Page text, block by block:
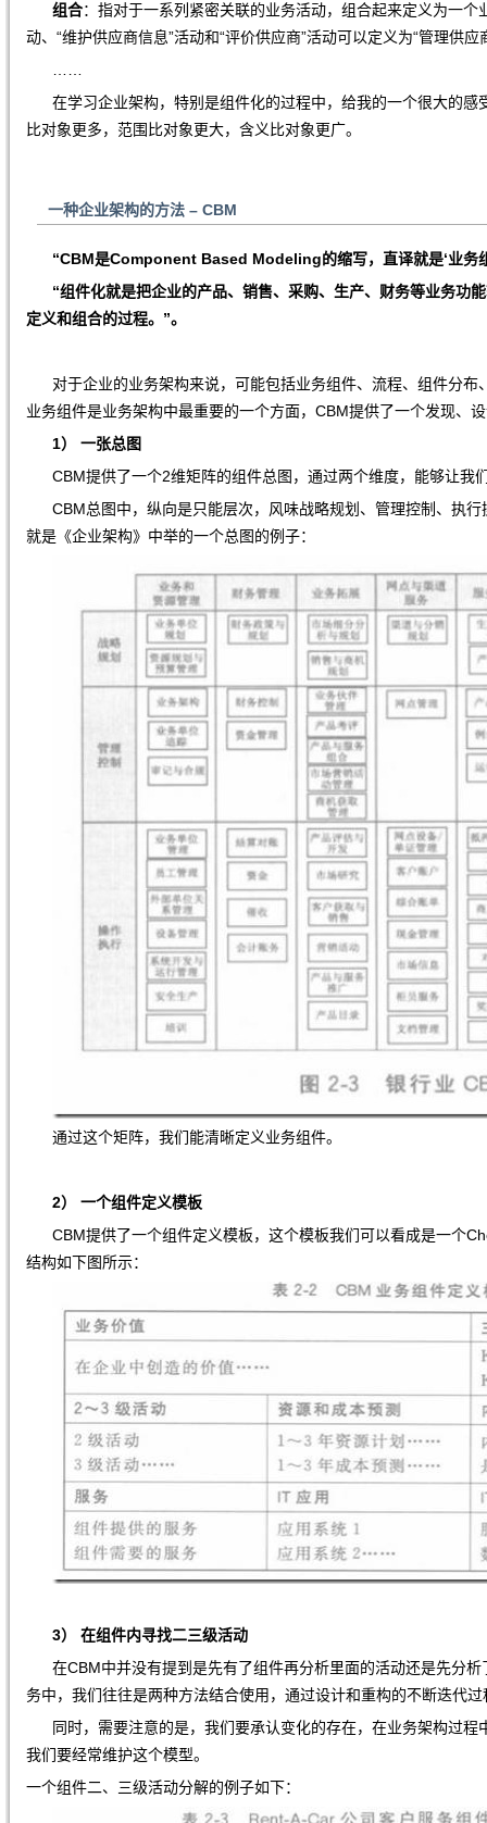
组合：指对于一系列紧密关联的业务活动，组合起来定义为一
动、“维护供应商信息”活动和“评价供应商”活动可以定义为“管理供应
在学习企业架构，特别是组件化的过程中，给我的一个很大的感
比对象更多，范围比对象更大，含义比对象更广。
一种企业架构的方法 – CBM
“CBM是Component Based Modeling的缩写，直译就是‘业务
“组件化就是把企业的产品、销售、采购、生产、财务等业务功
定义和组合的过程。”。
对于企业的业务架构来说，可能包括业务组件、流程、组件分布
业务组件是业务架构中最重要的一个方面，CBM提供了一个发现、
1） 一张总图
CBM提供了一个2维矩阵的组件总图，通过两个维度，能够让我
CBM总图中，纵向是只能层次，风味战略规划、管理控制、执行
就是《企业架构》中举的一个总图的例子：
通过这个矩阵，我们能清晰定义业务组件。
2） 一个组件定义模板
CBM提供了一个组件定义模板，这个模板我们可以看成是一个
结构如下图所示：
3） 在组件内寻找二三级活动
在CBM中并没有提到是先有了组件再分析里面的活动还是先分析
务中，我们往往是两种方法结合使用，通过设计和重构的不断迭代
同时，需要注意的是，我们要承认变化的存在，在业务架构过程
我们要经常维护这个模型。
一个组件二、三级活动分解的例子如下：